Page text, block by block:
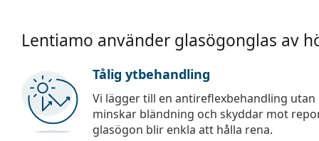
Lentiamo använder glasögonglas av
Tålig ytbehandling
Vi lägger till en antireflexbehandling
minskar bländning och skyddar mot
glasögon blir enkla att hålla rena.